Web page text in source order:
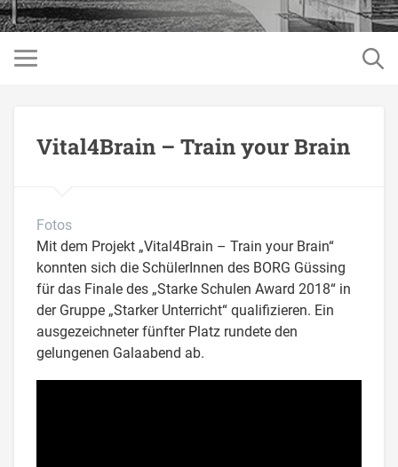
Vital4Brain – Train your Brain
Fotos
Mit dem Projekt „Vital4Brain – Train your Brain“
konnten sich die SchülerInnen des BORG Güssing
für das Finale des „Starke Schulen Award 2018“ in
der Gruppe „Starker Unterricht“ qualifizieren. Ein
ausgezeichneter fünfter Platz rundete den
gelungenen Galaabend ab.